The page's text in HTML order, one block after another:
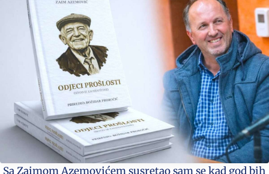
Sa Zaimom Azemovićem susretao sam se kad god bih